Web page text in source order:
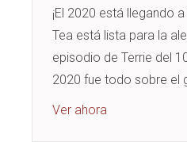
¡El 2020 está llegando
Tea está lista para la
episodio de Terrie del
2020 fue todo sobre el
Ver ahora